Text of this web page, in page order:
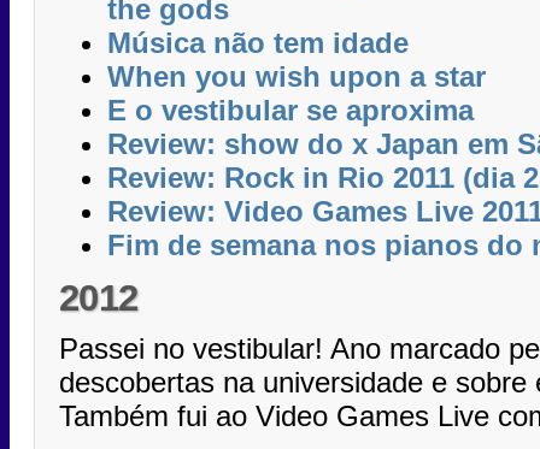
the gods
Música não tem idade
When you wish upon a star
E o vestibular se aproxima
Review: show do x Japan em
Review: Rock in Rio 2011 (dia
Review: Video Games Live
Fim de semana nos pianos do
2012
Passei no vestibular! Ano marcado
descobertas na universidade e sobre
Também fui ao Video Games Live